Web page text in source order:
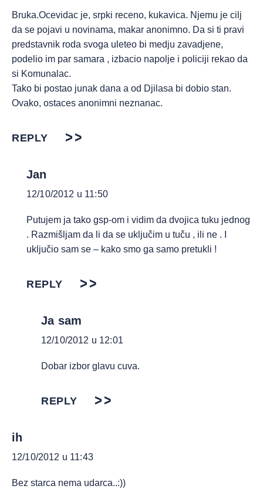
Bruka.Ocevidac je, srpki receno, kukavica. Njemu je cilj
da se pojavi u novinama, makar anonimno. Da si ti pravi
predstavnik roda svoga uleteo bi medju zavadjene,
podelio im par samara , izbacio napolje i policiji rekao da
si Komunalac.
Tako bi postao junak dana a od Djilasa bi dobio stan.
Ovako, ostaces anonimni neznanac.
REPLY
Jan
12/10/2012 u 11:50
Putujem ja tako gsp-om i vidim da dvojica tuku jednog
. Razmišljam da li da se uključim u tuču , ili ne . I
uključio sam se – kako smo ga samo pretukli !
REPLY
Ja sam
12/10/2012 u 12:01
Dobar izbor glavu cuva.
REPLY
ih
12/10/2012 u 11:43
Bez starca nema udarca..:))